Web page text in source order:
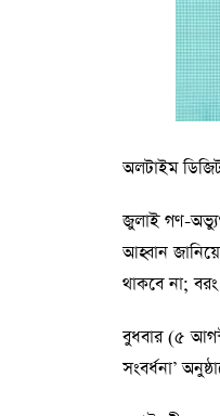
অলটাইম
জুলাই গণ-
আহ্বান
থাকবে না;
বুধবার (৫
সংবর্ধনা’